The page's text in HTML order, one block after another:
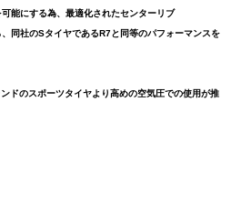
能にする為、最適化されたセンターリブ
同社のSタイヤであるR7と同等のパフォーマンスを
ドのスポーツタイヤより高めの空気圧での使用が推